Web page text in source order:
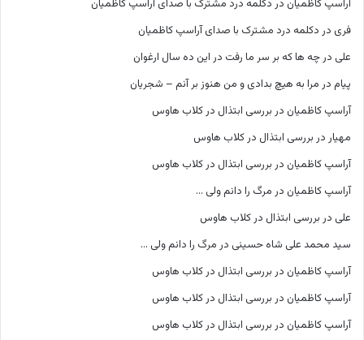
آراسپ کاظمیان در دکلمه درد مشترک با صدای آراسپ کاظمیان
فری در دکلمه درد مشترک با صدای آراسپ کاظمیان
علی در چه ها که بر سر ما رفت در این ده سال ارغوان
پیام در مرا به هیچ بدادی و من هنوز بر آنم – شجریان
آراسپ کاظمیان در بررسی ابتذال در کلاب هاوس
مهیار در بررسی ابتذال در کلاب هاوس
آراسپ کاظمیان در بررسی ابتذال در کلاب هاوس
آراسپ کاظمیان در مرگ را دانم ولی …
علی در بررسی ابتذال در کلاب هاوس
سید محمد علی شاه حسینی در مرگ را دانم ولی …
آراسپ کاظمیان در بررسی ابتذال در کلاب هاوس
آراسپ کاظمیان در بررسی ابتذال در کلاب هاوس
آراسپ کاظمیان در بررسی ابتذال در کلاب هاوس